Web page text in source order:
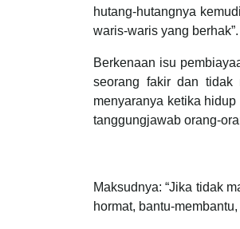
hutang-hutangnya
waris-waris yang
Berkenaan isu
seorang fakir dan tidak
menyaranya ketika
tanggungjawab orang-
Maksudnya: “Jika tidak
hormat, bantu-